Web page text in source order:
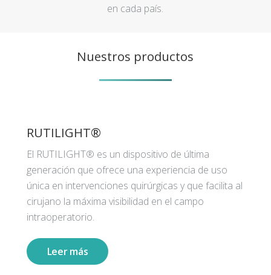
en cada país.
Nuestros productos
RUTILIGHT®
El RUTILIGHT® es un dispositivo de última
generación que ofrece una experiencia de uso
única en intervenciones quirúrgicas y que facilita al
cirujano la máxima visibilidad en el campo
intraoperatorio.
Leer más